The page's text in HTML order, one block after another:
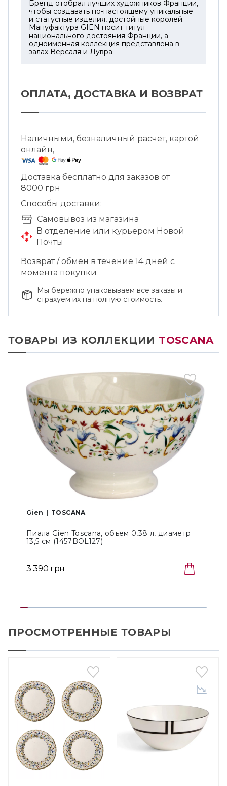
Бренд отобрал лучших художников Франции,
чтобы создавать по-настоящему уникальные
и статусные изделия, достойные королей.
Мануфактура GIEN носит титул
национального достояния Франции, а
одноименная коллекция представлена в
залах Версаля и Лувра.
ОПЛАТА, ДОСТАВКА И ВОЗВРАТ
Наличными, безналичный расчет, картой
онлайн,
Доставка бесплатно для заказов от
8000 грн
Способы доставки:
Cамовывоз из магазина
В отделение или курьером Новой
Почты
Возврат / обмен в течение 14 дней с
момента покупки
Мы бережно упаковываем все заказы и
страхуем их на полную стоимость.
ТОВАРЫ ИЗ КОЛЛЕКЦИИ TOSCANA
Gien TOSCANA
Пиала Gien Toscana, объем 0,38 л, диаметр
13,5 см (1457BOL127)
3 390 грн
ПРОСМОТРЕННЫЕ ТОВАРЫ